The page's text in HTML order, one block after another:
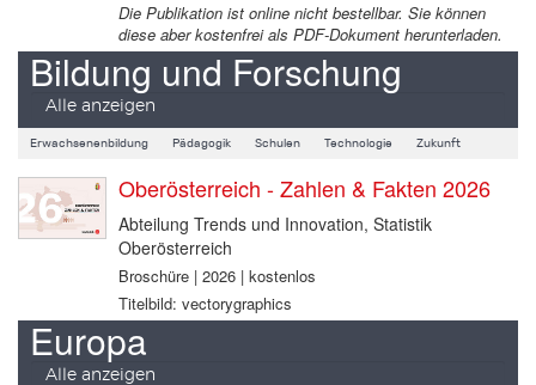
Die Publikation ist online nicht bestellbar. Sie können
diese aber kostenfrei als PDF-Dokument herunterladen.
Bildung und Forschung
Alle anzeigen
Erwachsenenbildung Pädagogik Schulen Technologie Zukunft
Oberösterreich - Zahlen & Fakten 2026
Abteilung Trends und Innovation, Statistik
Oberösterreich
Broschüre | 2026 | kostenlos
Titelbild: vectorygraphics
Europa
Alle anzeigen